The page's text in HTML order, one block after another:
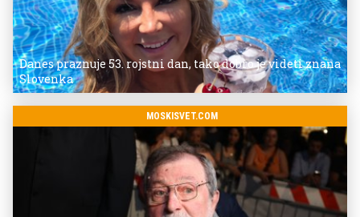
Danes praznuje 53. rojstni dan, tako dobro je videti znana
Slovenka
MOSKISVET.COM